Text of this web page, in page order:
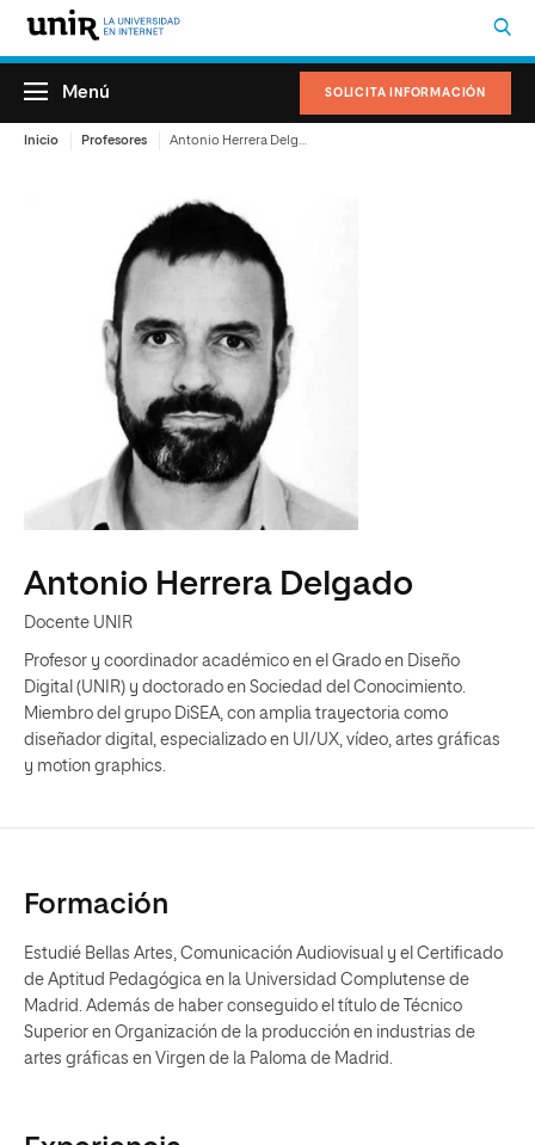
SOLICITA INFORMACIÓN
Menú
Inicio Profesores
Antonio Herrera Delgado
Docente UNIR
Profesor y coordinador académico en el Grado en Diseño
Digital (UNIR) y doctorado en Sociedad del Conocimiento.
Miembro del grupo DiSEA, con amplia trayectoria como
diseñador digital, especializado en UI/UX, vídeo, artes gráficas
y motion graphics.
Formación
Estudié Bellas Artes, Comunicación Audiovisual y el Certificado
de Aptitud Pedagógica en la Universidad Complutense de
Madrid. Además de haber conseguido el título de Técnico
Superior en Organización de la producción en industrias de
artes gráficas en Virgen de la Paloma de Madrid.